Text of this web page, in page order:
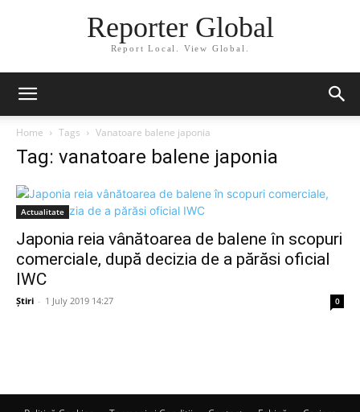
Reporter Global
Report Local. View Global.
Home Tags Vanatoare balene japonia
Tag: vanatoare balene japonia
Actualitate
Japonia reia vânătoarea de balene în scopuri
comerciale, după decizia de a părăsi oficial
IWC
Știri - 1 July 2019 14:27 0